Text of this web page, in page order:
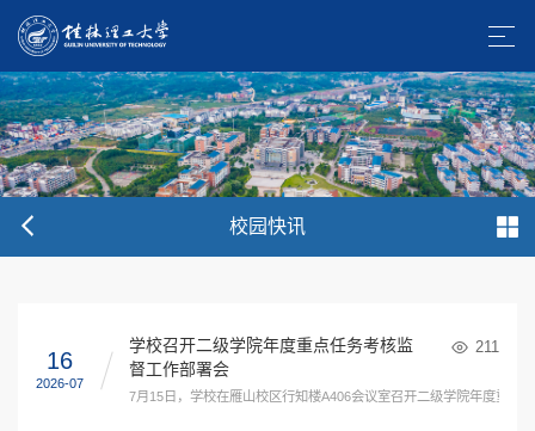
校园快讯
16
2026-07
学校召开二级学院年度重点任务考核监
督工作部署会
211
7月15日，学校在雁山校区行知楼A406会议室召开二级学院年度重点